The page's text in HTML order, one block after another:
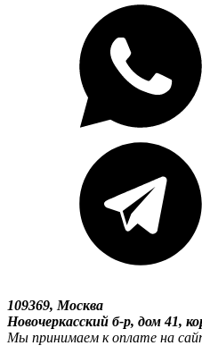
109369, Москва
Новочеркасский б-р, дом 41,
Мы принимаем к оплате на